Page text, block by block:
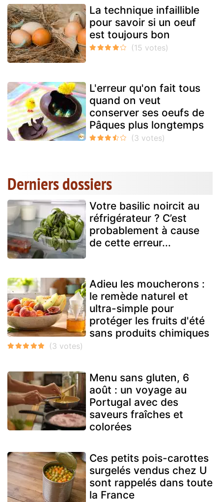
La technique infaillible
pour savoir si un oeuf
est toujours bon
L'erreur qu'on fait tous
quand on veut
conserver ses oeufs de
Pâques plus longtemps
Derniers dossiers
Votre basilic noircit au
réfrigérateur ? C’est
probablement à cause
de cette erreur...
Adieu les moucherons :
le remède naturel et
ultra-simple pour
protéger les fruits d'été
sans produits chimiques
Menu sans gluten, 6
août : un voyage au
Portugal avec des
saveurs fraîches et
colorées
Ces petits pois-carottes
surgelés vendus chez U
sont rappelés dans toute
la France